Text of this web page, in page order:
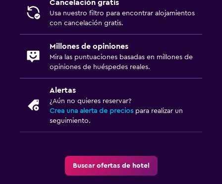
Cancelación gratis
Usa nuestro filtro para encontrar alojamientos
con cancelación gratis.
Millones de opiniones
Mira las puntuaciones basadas en millones de
opiniones de huéspedes reales.
Alertas
¿Aún no quieres reservar?
Crea una alerta de precios para realizar un
seguimiento.
Buscar ofertas de hotel